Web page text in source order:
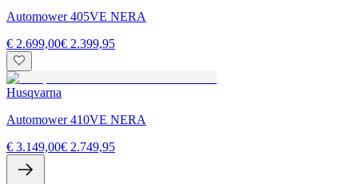
Automower 405VE NERA
€ 2.699,00€ 2.399,95
Husqvarna
Automower 410VE NERA
€ 3.149,00€ 2.749,95